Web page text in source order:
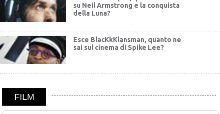
su Neil Armstrong e la conquista
della Luna?
Esce BlacKkKlansman, quanto ne
sai sul cinema di Spike Lee?